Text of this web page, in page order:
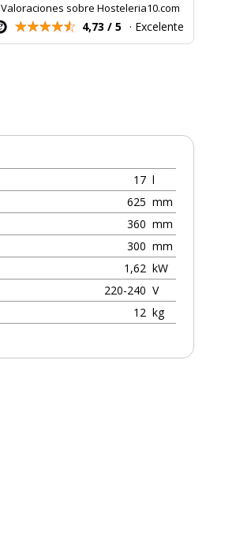
Valoraciones sobre Hosteleria10.com
4,73 / 5 · Excelente
17 l
625 mm
360 mm
300 mm
1,62 kW
220-240 V
12 kg